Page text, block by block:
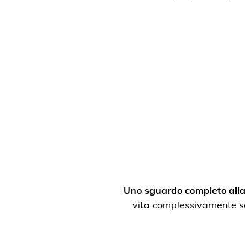
Uno sguardo completo
vita complessivamente